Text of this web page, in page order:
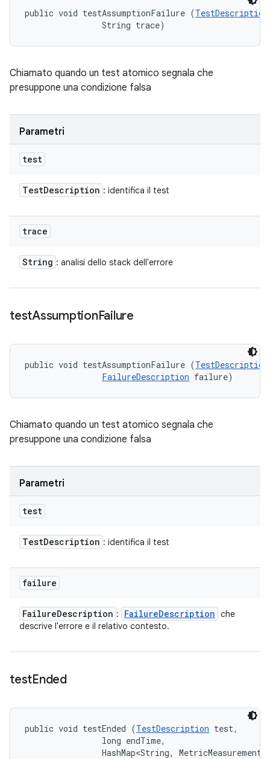
public void testAssumptionFailure (TestDescription
                String trace)
Chiamato quando un test atomico segnala che
presuppone una condizione falsa
Parametri
test
TestDescription : identifica il test
trace
String : analisi dello stack dell'errore
testAssumptionFailure
public void testAssumptionFailure (TestDescription
FailureDescription failure)
Chiamato quando un test atomico segnala che
presuppone una condizione falsa
Parametri
test
TestDescription : identifica il test
failure
FailureDescription : FailureDescription che
descrive l'errore e il relativo contesto.
testEnded
public void testEnded (TestDescription test,
                long endTime,
HashMap<String,